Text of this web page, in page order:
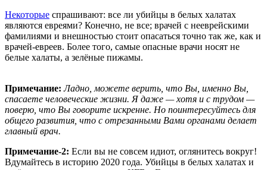
Некоторые спрашивают: все ли убийцы в белых халатах
являются евреями? Конечно, не все; врачей с нееврейскими
фамилиями и внешностью стоит опасаться точно так же, как и
врачей-евреев. Более того, самые опасные врачи носят не
белые халаты, а зелёные пижамы.
Примечание: Ладно, можете верить, что Вы, именно Вы,
спасаете человеческие жизни. Я даже — хотя и с трудом —
поверю, что Вы говорите искренне. Но поинтересуйтесь для
общего развития, что c отрезанными Вами органами делает
главный врач.
Примечание-2: Если вы не совсем идиот, оглянитесь вокруг!
Вдумайтесь в историю 2020 года. Убийцы в белых халатах и